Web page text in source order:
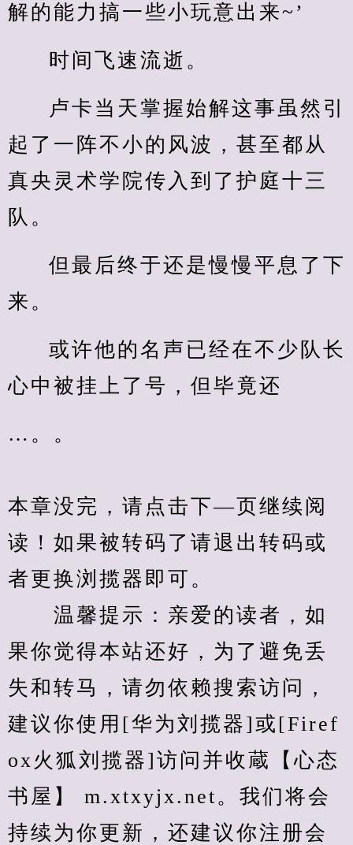
解的能力搞一些小玩意出来~’
时间飞速流逝。
卢卡当天掌握始解这事虽然引
起了一阵不小的风波，甚至都从
真央灵术学院传入到了护庭十三
队。
但最后终于还是慢慢平息了下
来。
或许他的名声已经在不少队长
心中被挂上了号，但毕竟还
…。。
本章没完，请点击下—页继续阅
读！如果被转码了请退出转码或
者更换浏揽器即可。
温馨提示：亲爱的读者，如
果你觉得本站还好，为了避免丢
失和转马，请勿依赖搜索访问，
建议你使用[华为刘揽器]或[Firef
ox火狐刘揽器]访问并收蔵【心态
书屋】 m.xtxyjx.net。我们将会
持续为你更新，还建议你注册会